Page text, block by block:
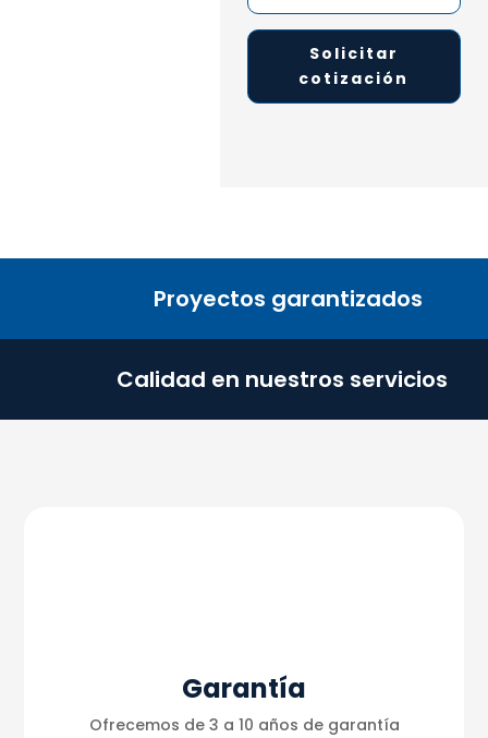
Solicitar
cotización
Proyectos garantizados
Calidad en nuestros servicios
Garantía
Ofrecemos de 3 a 10 años de garantía